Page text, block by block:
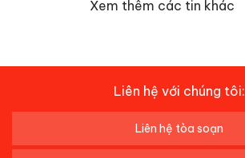
Xem thêm các tin khác
Liên hệ với chúng tôi:
Liên hệ tòa soạn